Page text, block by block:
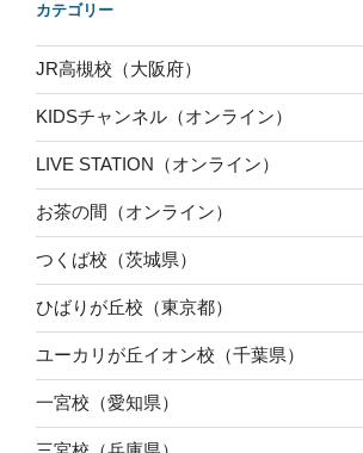
カテゴリー
JR高槻校（大阪府）
KIDSチャンネル（オンライン）
LIVE STATION（オンライン）
お茶の間（オンライン）
つくば校（茨城県）
ひばりが丘校（東京都）
ユーカリが丘イオン校（千葉県）
一宮校（愛知県）